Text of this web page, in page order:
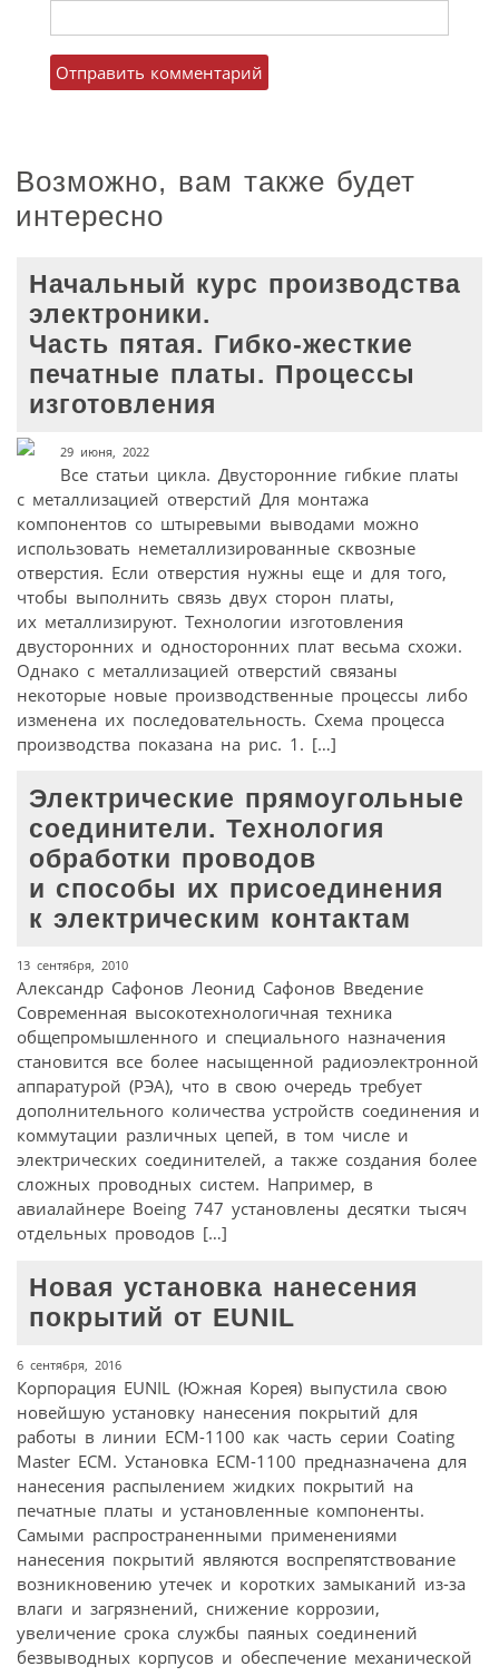
Возможно, вам также будет
интересно
Начальный курс производства
электроники.
Часть пятая. Гибко-жесткие
печатные платы. Процессы
изготовления
29 июня, 2022
Все статьи цикла. Двусторонние гибкие платы
с металлизацией отверстий Для монтажа
компонентов со штыревыми выводами можно
использовать неметаллизированные сквозные
отверстия. Если отверстия нужны еще и для того,
чтобы выполнить связь двух сторон платы,
их металлизируют. Технологии изготовления
двусторонних и односторонних плат весьма схожи.
Однако с металлизацией отверстий связаны
некоторые новые производственные процессы либо
изменена их последовательность. Схема процесса
производства показана на рис. 1. […]
Электрические прямоугольные
соединители. Технология
обработки проводов
и способы их присоединения
к электрическим контактам
13 сентября, 2010
Александр Сафонов Леонид Сафонов Введение
Современная высокотехнологичная техника
общепромышленного и специального назначения
становится все более насыщенной радиоэлектронной
аппаратурой (РЭА), что в свою очередь требует
дополнительного количества устройств соединения и
коммутации различных цепей, в том числе и
электрических соединителей, а также создания более
сложных проводных систем. Например, в
авиалайнере Boeing 747 установлены десятки тысяч
отдельных проводов […]
Новая установка нанесения
покрытий от EUNIL
6 сентября, 2016
Корпорация EUNIL (Южная Корея) выпустила свою
новейшую установку нанесения покрытий для
работы в линии ECM-1100 как часть серии Coating
Master ECM. Установка ECM-1100 предназначена для
нанесения распылением жидких покрытий на
печатные платы и установленные компоненты.
Самыми распространенными применениями
нанесения покрытий являются воспрепятствование
возникновению утечек и коротких замыканий из-за
влаги и загрязнений, снижение коррозии,
увеличение срока службы паяных соединений
безвыводных корпусов и обеспечение механической